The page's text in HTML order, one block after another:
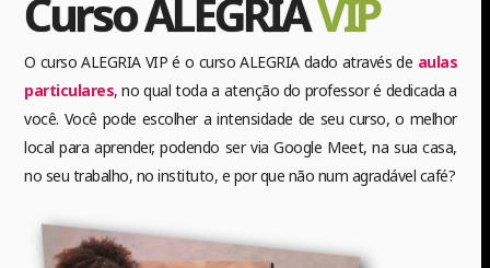
Curso ALEGRIAVIP
O curso ALEGRIA VIP é o curso ALEGRIA dado através de aulas
particulares, no qual toda a atenção do professor é dedicada a
você. Você pode escolher a intensidade de seu curso, o melhor
local para aprender, podendo ser via Google Meet, na sua casa,
no seu trabalho, no instituto, e por que não num agradável café?